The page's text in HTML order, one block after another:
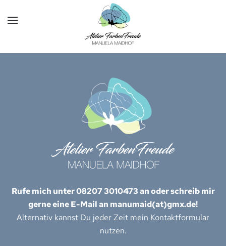
Rufe mich unter 08207 3010473 an oder schreib mir
gerne eine E-Mail an manumaid(at)gmx.de!
Alternativ kannst Du jeder Zeit mein Kontaktformular
nutzen.